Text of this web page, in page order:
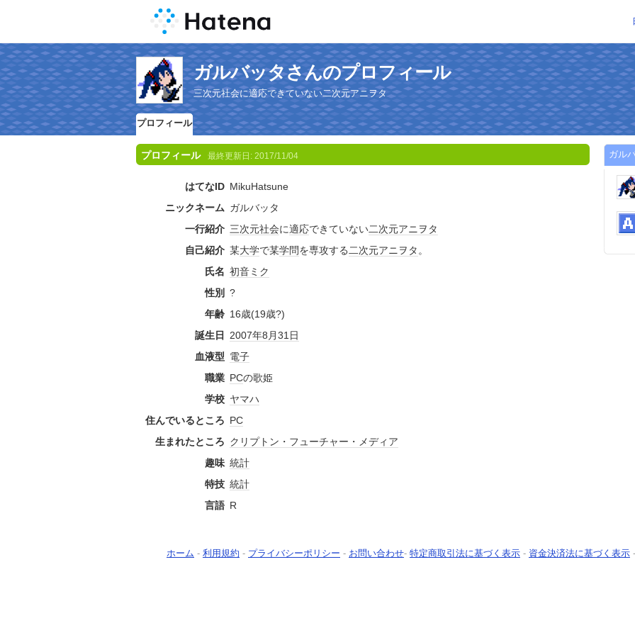
ガルバッタさんのプロフィール
三次元社会に適応できていない二次元アニヲタ
プロフィール
プロフィール 最終更新日: 2017/11/04
はてなID MikuHatsune
ニックネーム ガルバッタ
一行紹介 三次元社会に適応できていない二次元アニヲタ
自己紹介 某大学で某学問を専攻する二次元アニヲタ。
氏名 初音ミク
性別
?
年齢 16歳(19歳?)
誕生日
2007年8月31日
血液型 電子
職業 PCの歌姫
学校 ヤマハ
住んでいるところ PC
生まれたところ クリプトン・フューチャー・メディア
趣味 統計
特技 統計
言語 R
ガル
ホーム - 利用規約 - プライバシーポリシー - お問い合わせ- 特定商取引法に基づく表示 - 資金決済法に基づく表示 -